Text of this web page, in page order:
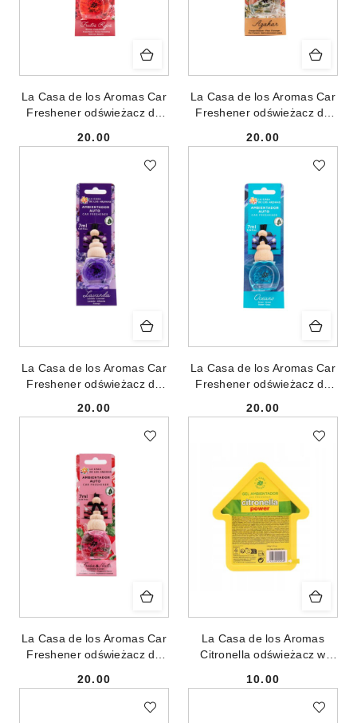
La Casa de los Aromas Car
Freshener odświeżacz do
Owoce 7ml
Cena:
20.00
La Casa de los Aromas Car
Freshener odświeżacz do
Pomarańczy 7ml
Cena:
20.00
La Casa de los Aromas Car
Freshener odświeżacz do
Cena:
20.00
La Casa de los Aromas Car
Freshener odświeżacz do
Cena:
20.00
La Casa de los Aromas Car
Freshener odświeżacz do
Cena:
20.00
La Casa de los Aromas
Citronella odświeżacz w
Cena:
10.00